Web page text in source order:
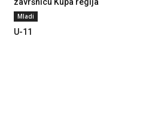
Mladi
U-11